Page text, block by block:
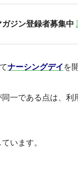
ジン登録者募集中
ナーシングデイ を
一である点は、利
います。